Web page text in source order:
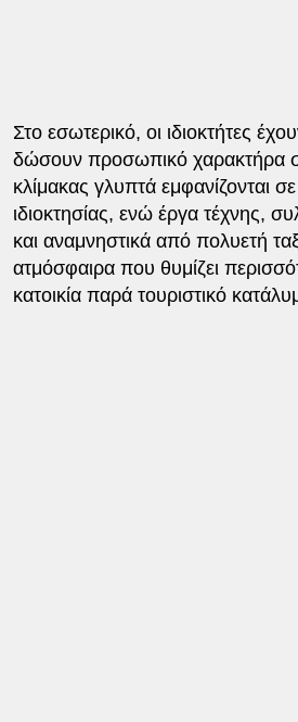
Στο εσωτερικό, οι ιδιοκτήτες
δώσουν προσωπικό χαρακτήρα
κλίμακας γλυπτά εμφανίζονται
ιδιοκτησίας, ενώ έργα τέχνης,
και αναμνηστικά από πολυετή
ατμόσφαιρα που θυμίζει
κατοικία παρά τουριστικό